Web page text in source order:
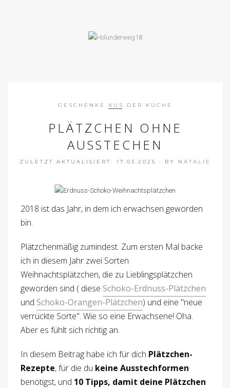
GESCHENKE AUS DER KÜCHE
PLÄTZCHEN OHNE
AUSSTECHEN
ZULETZT AKTUALISIERT: 17.03.2025 · BY NATALIE
2018 ist das Jahr, in dem ich erwachsen geworden
bin.
Plätzchenmäßig zumindest. Zum ersten Mal backe
ich in diesem Jahr zwei Sorten
Weihnachtsplätzchen, die zu Lieblingsplätzchen
geworden sind ( diese Schoko-Erdnuss-Plätzchen
und Schoko-Orangen-Plätzchen) und eine "neue
verrückte Sorte". Wie so eine Erwachsene! Oha.
Aber es fühlt sich richtig an.
In diesem Beitrag habe ich für dich Plätzchen-
Rezepte, für die du keine Ausstechformen
benötigst, und 10 Tipps, damit deine Plätzchen